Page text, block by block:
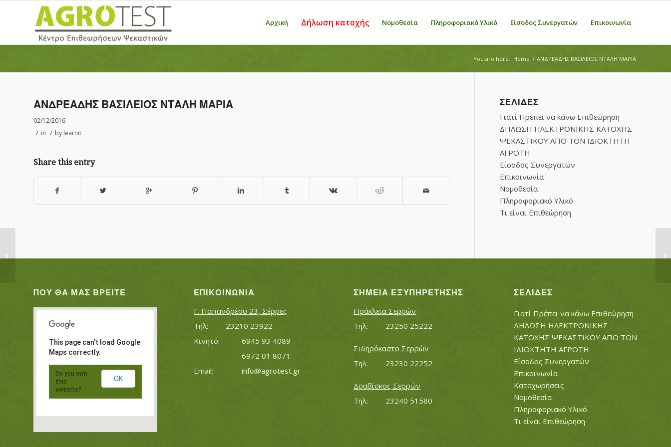
Αρχική Δήλωση κατοχής Νομοθεσία Πληροφοριακό Υλικό Είσοδος Συνεργατών Επικοινωνία
You are here: Home / ΑΝΔΡΕΑΔΗΣ ΒΑΣΙΛΕΙΟΣ ΝΤΑΛΗ ΜΑΡΙΑ
ΑΝΔΡΕΑΔΗΣ ΒΑΣΙΛΕΙΟΣ ΝΤΑΛΗ ΜΑΡΙΑ
02/12/2016
/ in / by learnit
Share this entry
ΣΕΛΊΔΕΣ
Γιατί Πρέπει να κάνω Επιθεώρηση
ΔΗΛΩΣΗ ΗΛΕΚΤΡΟΝΙΚΗΣ ΚΑΤΟΧΗΣ
ΨΕΚΑΣΤΙΚΟΥ ΑΠΟ ΤΟΝ ΙΔΙΟΚΤΗΤΗ
ΑΓΡΟΤΗ
Είσοδος Συνεργατών
Επικοινωνία
Νομοθεσία
Πληροφοριακό Υλικό
Τι είναι Επιθεώρηση
ΠΟΥ ΘΑ ΜΑΣ ΒΡΕΊΤΕ
This page can't load Google
Maps correctly.
Do you own
this
website?
OK
ΕΠΙΚΟΙΝΩΝΊΑ
Γ. Παπανδρέου 23, Σέρρες
Τηλ:		23210 23922
Κινητό:		6945 93 4089
			6972 01 8071
info@agrotest.gr
ΣΗΜΕΊΑ ΕΞΥΠΗΡΈΤΗΣΗΣ
Ηράκλεια Σερρών
Τηλ:		23250 25222
Σιδηρόκαστο Σερρών
Τηλ:		23230 22252
Δραβίσκος Σερρών
Τηλ:		23240 51580
ΣΕΛΊΔΕΣ
Γιατί Πρέπει να κάνω Επιθεώρηση
ΔΗΛΩΣΗ ΗΛΕΚΤΡΟΝΙΚΗΣ
ΚΑΤΟΧΗΣ ΨΕΚΑΣΤΙΚΟΥ ΑΠΟ ΤΟΝ
ΙΔΙΟΚΤΗΤΗ ΑΓΡΟΤΗ
Είσοδος Συνεργατών
Επικοινωνία
Καταχωρήσεις
Νομοθεσία
Πληροφοριακό Υλικό
Τι είναι Επιθεώρηση